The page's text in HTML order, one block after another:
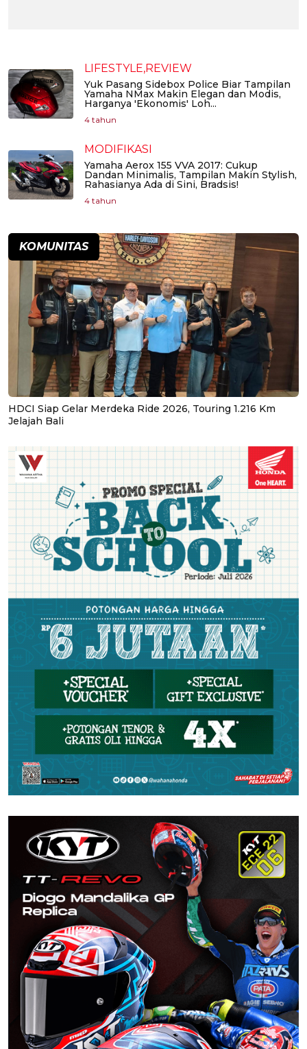
LIFESTYLE,REVIEW
Yuk Pasang Sidebox Police Biar Tampilan
Yamaha NMax Makin Elegan dan Modis,
Harganya 'Ekonomis' Loh...
4 tahun
MODIFIKASI
Yamaha Aerox 155 VVA 2017: Cukup
Dandan Minimalis, Tampilan Makin Stylish,
Rahasianya Ada di Sini, Bradsis!
4 tahun
KOMUNITAS
HDCI Siap Gelar Merdeka Ride 2026, Touring 1.216 Km
Jelajah Bali